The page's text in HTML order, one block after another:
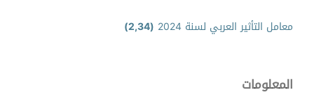
معامل التأثير العربي لسنة 2024 (2,34)
المعلومات